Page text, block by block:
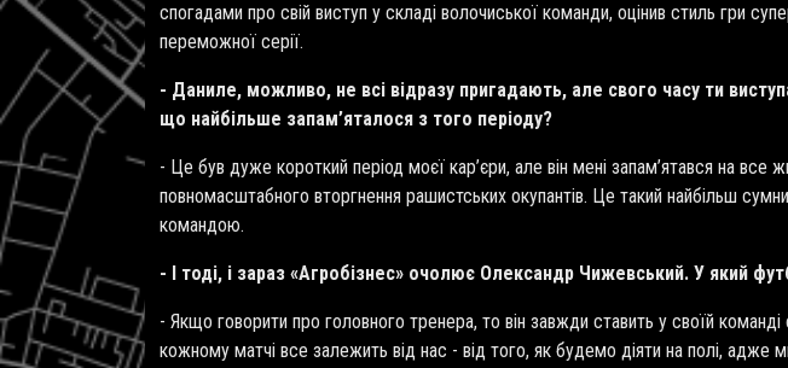
спогадами про свій виступ у складі волочиської команди, оцінив стиль гри
переможної серії.
- Даниле, можливо, не всі відразу пригадають, але свого часу ти
що найбільше запам’яталося з того періоду?
- Це був дуже короткий період моєї кар’єри, але він мені запам’ятався на
повномасштабного вторгнення рашистських окупантів. Це такий найбільш
командою.
- І тоді, і зараз «Агробізнес» очолює Олександр Чижевський. У який
- Якщо говорити про головного тренера, то він завжди ставить у своїй
кожному матчі все залежить від нас - від того, як будемо діяти на полі, адже